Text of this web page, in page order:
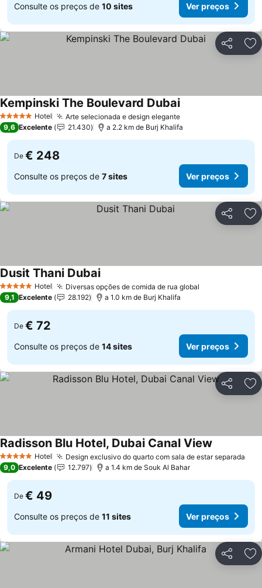
Consulte os preços de 10 sites Ver preços
Partilhar
5 Estrelas Hotel Arte selecionada e design elegante
Kempinski The Boulevard Dubai
9,6 Excelente 21.430 a 2.2 km de Burj Khalifa
De € 248
Consulte os preços de 7 sites Ver preços
Partilhar
5 Estrelas Hotel Diversas opções de comida de rua global
Dusit Thani Dubai
9,1 Excelente 28.192 a 1.0 km de Burj Khalifa
De € 72
Consulte os preços de 14 sites Ver preços
Partilhar
5 Estrelas Hotel Design exclusivo do quarto com sala de estar separada
Radisson Blu Hotel, Dubai Canal View
9,0 Excelente 12.797 a 1.4 km de Souk Al Bahar
De € 49
Consulte os preços de 11 sites Ver preços
Partilhar